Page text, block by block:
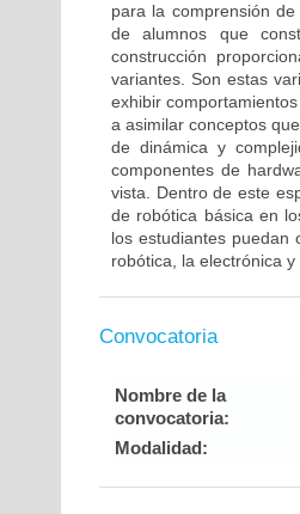
para la comprensión
de alumnos que
construcción
variantes. Son estas
exhibir
a asimilar conceptos
de dinámica y
componentes de
vista. Dentro de este
de robótica básica en
los estudiantes puedan
robótica, la electrónica
Convocatoria
Nombre de la
convocatoria:
Modalidad: